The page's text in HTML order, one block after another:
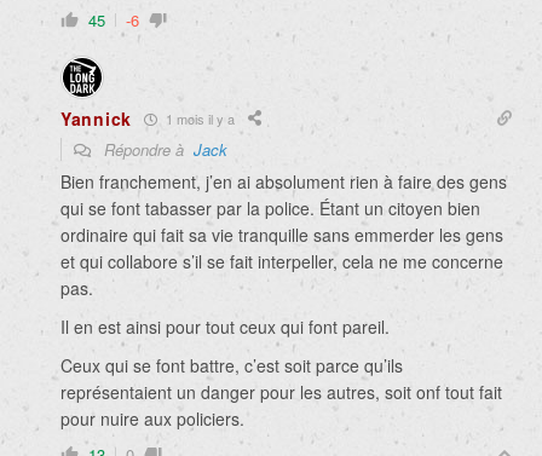
45 -6
Yannick 1 mois il y a
Répondre à Jack
Bien franchement, j’en ai absolument rien à faire des gens
qui se font tabasser par la police. Étant un citoyen bien
ordinaire qui fait sa vie tranquille sans emmerder les gens
et qui collabore s’il se fait interpeller, cela ne me concerne
pas.
Il en est ainsi pour tout ceux qui font pareil.
Ceux qui se font battre, c’est soit parce qu’ils
représentaient un danger pour les autres, soit onf tout fait
pour nuire aux policiers.